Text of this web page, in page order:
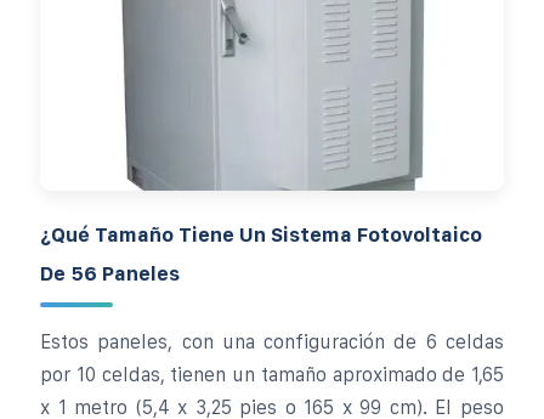
¿Qué Tamaño Tiene Un Sistema Fotovoltaico
De 56 Paneles
Estos paneles, con una configuración de 6 celdas
por 10 celdas, tienen un tamaño aproximado de 1,65
x 1 metro (5,4 x 3,25 pies o 165 x 99 cm). El peso